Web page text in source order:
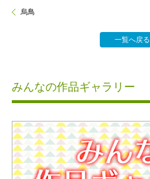
烏鳥
一覧へ戻る
みんなの作品ギャラリー